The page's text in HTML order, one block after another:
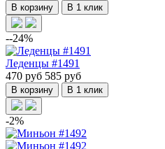
В корзину В 1 клик
--24%
Леденцы #1491
470 руб 585 руб
В корзину В 1 клик
-2%